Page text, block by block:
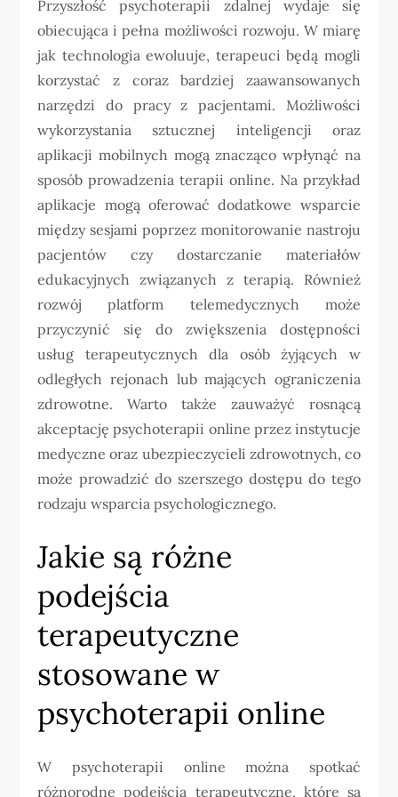
Przyszłość psychoterapii zdalnej wydaje się
obiecująca i pełna możliwości rozwoju. W miarę
jak technologia ewoluuje, terapeuci będą mogli
korzystać z coraz bardziej zaawansowanych
narzędzi do pracy z pacjentami. Możliwości
wykorzystania sztucznej inteligencji oraz
aplikacji mobilnych mogą znacząco wpłynąć na
sposób prowadzenia terapii online. Na przykład
aplikacje mogą oferować dodatkowe wsparcie
między sesjami poprzez monitorowanie nastroju
pacjentów czy dostarczanie materiałów
edukacyjnych związanych z terapią. Również
rozwój platform telemedycznych może
przyczynić się do zwiększenia dostępności
usług terapeutycznych dla osób żyjących w
odległych rejonach lub mających ograniczenia
zdrowotne. Warto także zauważyć rosnącą
akceptację psychoterapii online przez instytucje
medyczne oraz ubezpieczycieli zdrowotnych, co
może prowadzić do szerszego dostępu do tego
rodzaju wsparcia psychologicznego.
Jakie są różne
podejścia
terapeutyczne
stosowane w
psychoterapii online
W psychoterapii online można spotkać
różnorodne podejścia terapeutyczne, które są